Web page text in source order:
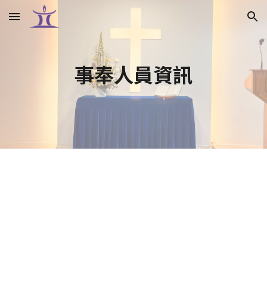
Skip to main content Skip to navigation
事奉人員資訊